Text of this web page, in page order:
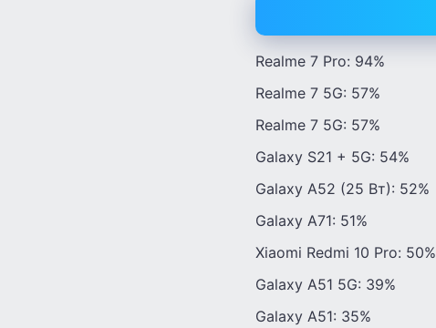
Realme 7 Pro: 94%
Realme 7 5G: 57%
Realme 7 5G: 57%
Galaxy S21 + 5G: 54%
Galaxy A52 (25 Вт): 52%
Galaxy A71: 51%
Xiaomi Redmi 10 Pro: 50%
Galaxy A51 5G: 39%
Galaxy A51: 35%